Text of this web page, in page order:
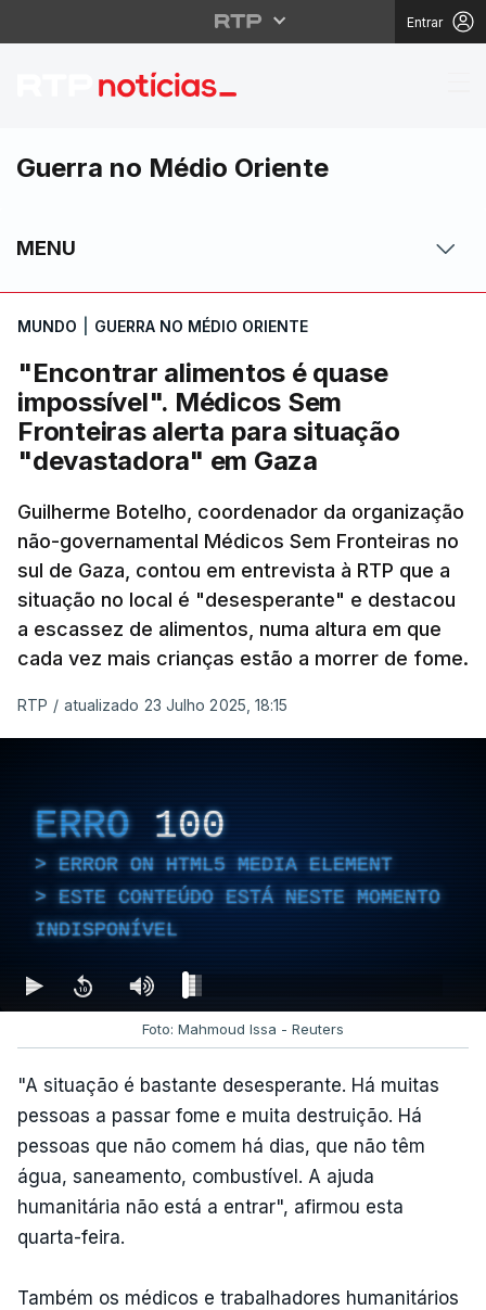
Entrar
"Encontrar alimentos
Guerra no Médio Oriente
MENU
MUNDO GUERRA NO MÉDIO ORIENTE
"Encontrar alimentos é quase
impossível". Médicos Sem
Fronteiras alerta para situação
"devastadora" em Gaza
Guilherme Botelho, coordenador da organização
não-governamental Médicos Sem Fronteiras no
sul de Gaza, contou em entrevista à RTP que a
situação no local é "desesperante" e destacou
a escassez de alimentos, numa altura em que
cada vez mais crianças estão a morrer de fome.
RTP / atualizado 23 Julho 2025, 18:15
ERRO 100
ERROR ON HTML5 MEDIA ELEMENT
ESTE CONTEÚDO ESTÁ NESTE MOMENTO
INDISPONÍVEL
Foto: Mahmoud Issa - Reuters
"A situação é bastante desesperante. Há muitas
pessoas a passar fome e muita destruição. Há
pessoas que não comem há dias, que não têm
água, saneamento, combustível. A ajuda
humanitária não está a entrar", afirmou esta
quarta-feira.
Também os médicos e trabalhadores humanitários